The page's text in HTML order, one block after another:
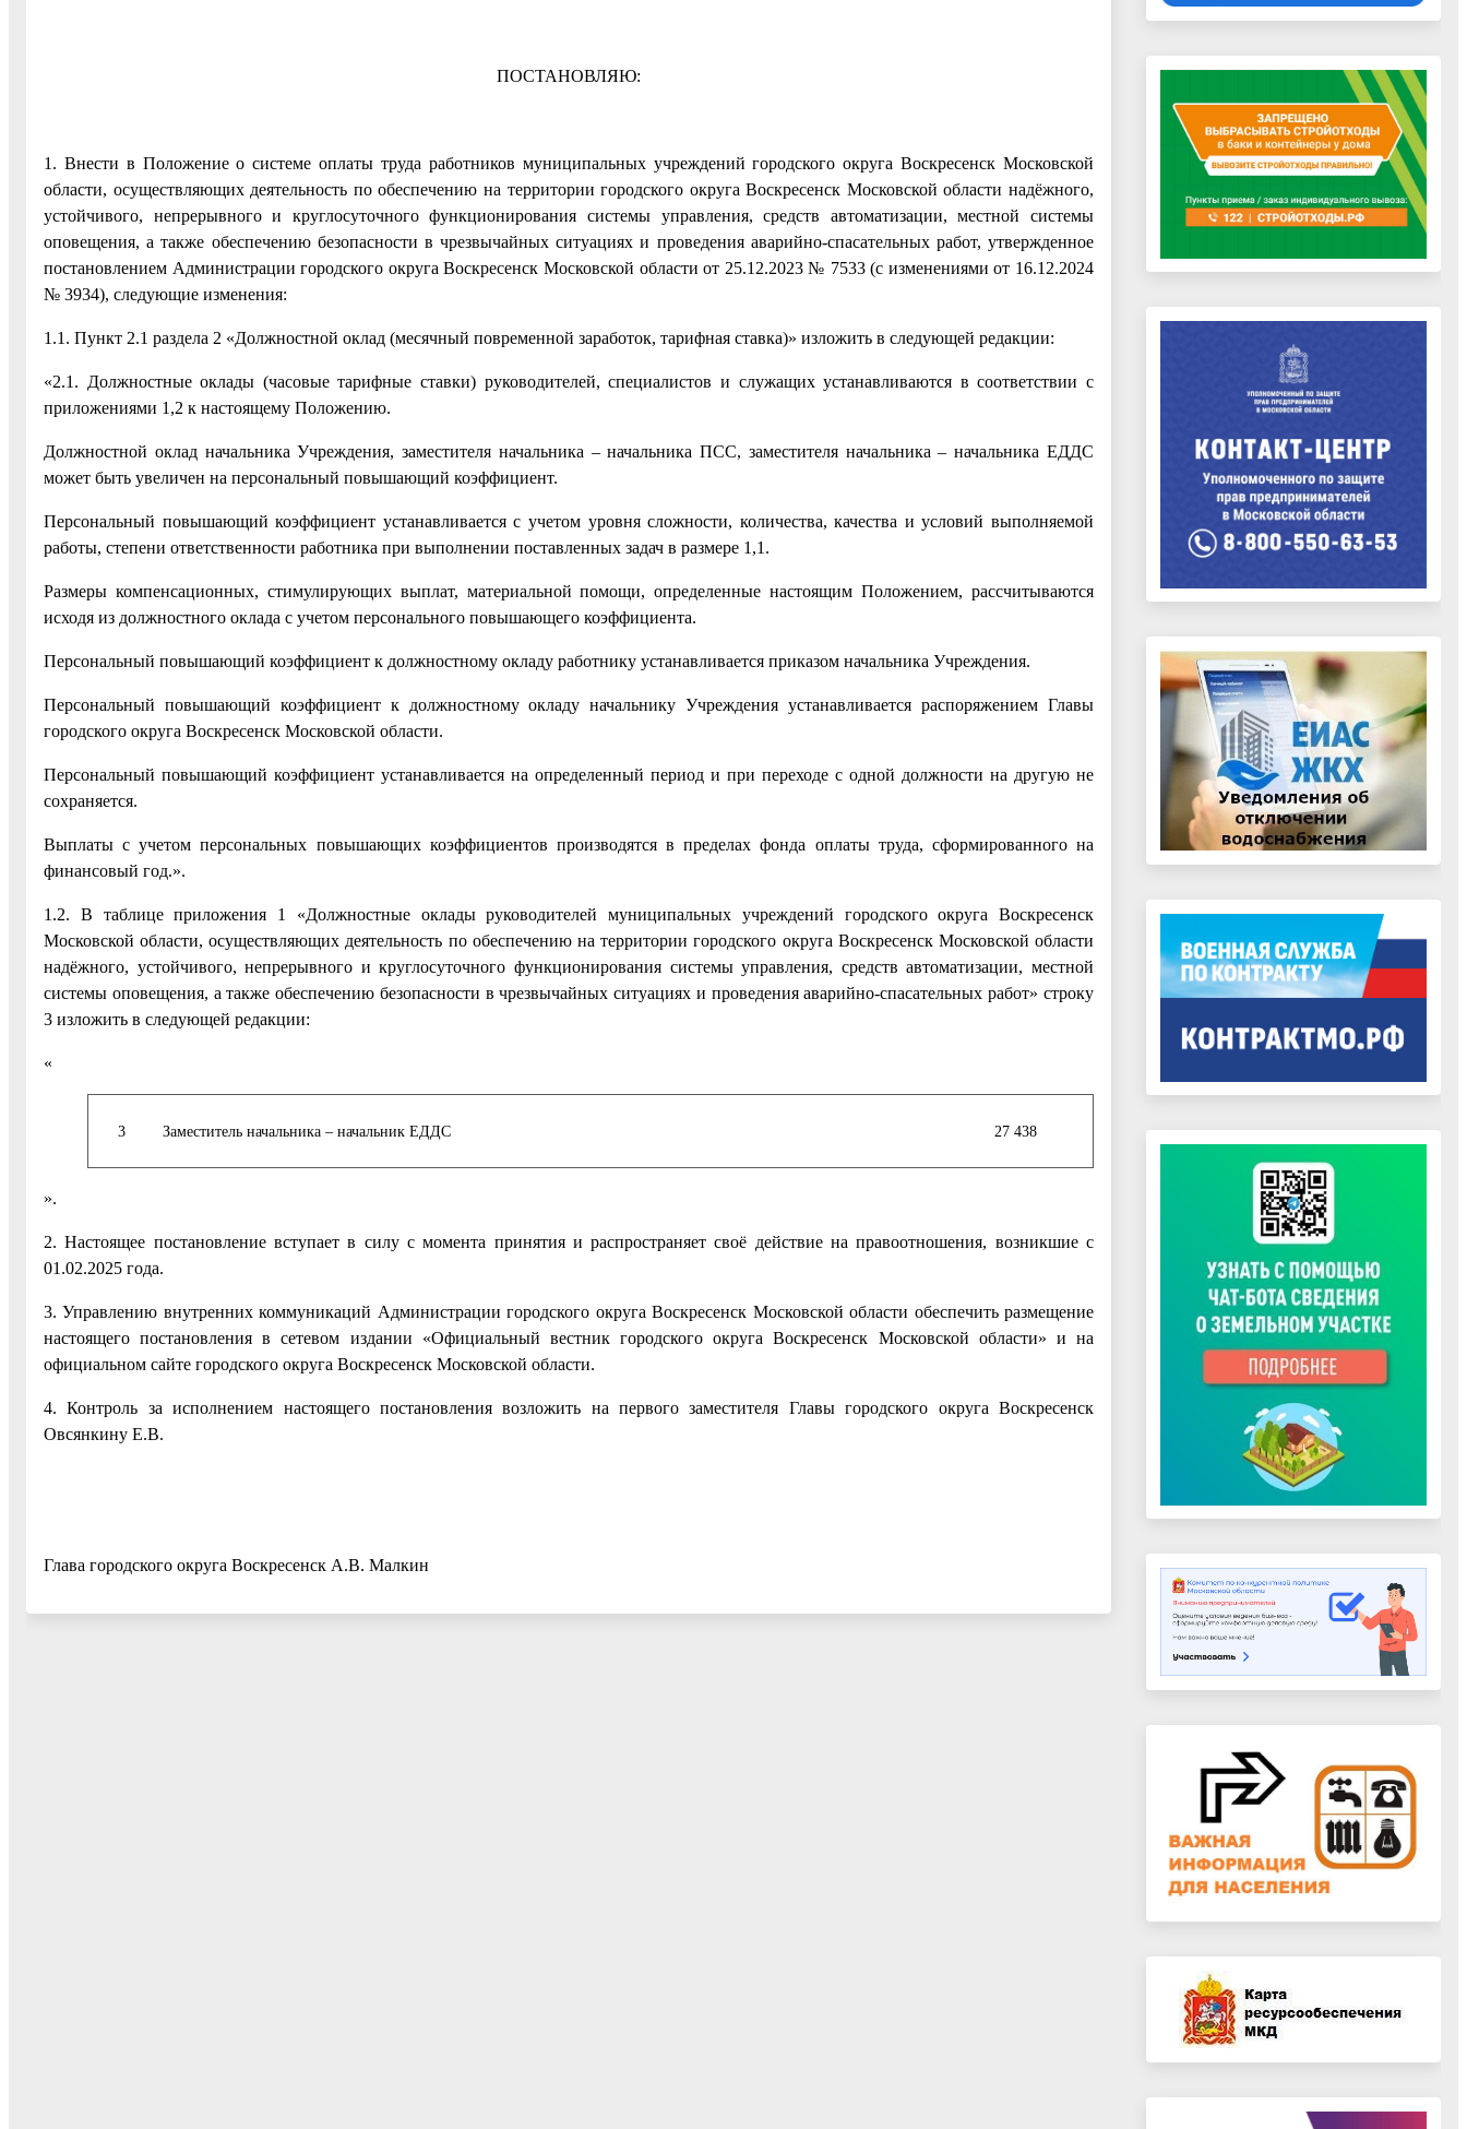
ПОСТАНОВЛЯЮ:
1. Внести в Положение о системе оплаты труда работников муниципальных учреждений городского округа Воскресенск Московской
области, осуществляющих деятельность по обеспечению на территории городского округа Воскресенск Московской области надёжного,
устойчивого, непрерывного и круглосуточного функционирования системы управления, средств автоматизации, местной системы
оповещения, а также обеспечению безопасности в чрезвычайных ситуациях и проведения аварийно-спасательных работ, утвержденное
постановлением Администрации городского округа Воскресенск Московской области от 25.12.2023 № 7533 (с изменениями от 16.12.2024
№ 3934), следующие изменения:
1.1. Пункт 2.1 раздела 2 «Должностной оклад (месячный повременной заработок, тарифная ставка)» изложить в следующей редакции:
«2.1. Должностные оклады (часовые тарифные ставки) руководителей, специалистов и служащих устанавливаются в соответствии с
приложениями 1,2 к настоящему Положению.
Должностной оклад начальника Учреждения, заместителя начальника – начальника ПСС, заместителя начальника – начальника ЕДДС
может быть увеличен на персональный повышающий коэффициент.
Персональный повышающий коэффициент устанавливается с учетом уровня сложности, количества, качества и условий выполняемой
работы, степени ответственности работника при выполнении поставленных задач в размере 1,1.
Размеры компенсационных, стимулирующих выплат, материальной помощи, определенные настоящим Положением, рассчитываются
исходя из должностного оклада с учетом персонального повышающего коэффициента.
Персональный повышающий коэффициент к должностному окладу работнику устанавливается приказом начальника Учреждения.
Персональный повышающий коэффициент к должностному окладу начальнику Учреждения устанавливается распоряжением Главы
городского округа Воскресенск Московской области.
Персональный повышающий коэффициент устанавливается на определенный период и при переходе с одной должности на другую не
сохраняется.
Выплаты с учетом персональных повышающих коэффициентов производятся в пределах фонда оплаты труда, сформированного на
финансовый год.».
1.2. В таблице приложения 1 «Должностные оклады руководителей муниципальных учреждений городского округа Воскресенск
Московской области, осуществляющих деятельность по обеспечению на территории городского округа Воскресенск Московской области
надёжного, устойчивого, непрерывного и круглосуточного функционирования системы управления, средств автоматизации, местной
системы оповещения, а также обеспечению безопасности в чрезвычайных ситуациях и проведения аварийно-спасательных работ» строку
3 изложить в следующей редакции:
«
3 Заместитель начальника – начальник ЕДДС 27 438
».
2. Настоящее постановление вступает в силу с момента принятия и распространяет своё действие на правоотношения, возникшие с
01.02.2025 года.
3. Управлению внутренних коммуникаций Администрации городского округа Воскресенск Московской области обеспечить размещение
настоящего постановления в сетевом издании «Официальный вестник городского округа Воскресенск Московской области» и на
официальном сайте городского округа Воскресенск Московской области.
4. Контроль за исполнением настоящего постановления возложить на первого заместителя Главы городского округа Воскресенск
Овсянкину Е.В.
Глава городского округа Воскресенск А.В. Малкин